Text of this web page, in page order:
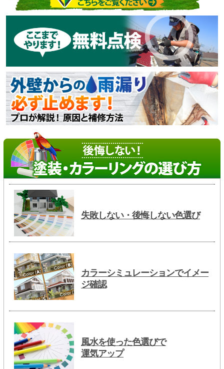
失敗しない・後悔しない色選び
カラーシミュレーションでイメー
ジ確認
風水を使った色選びで
運気アップ